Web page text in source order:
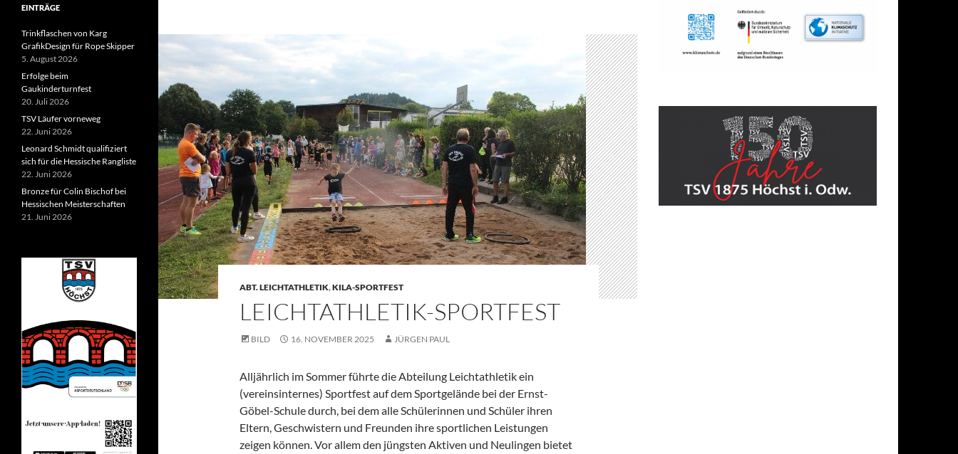
ABT. LEICHTATHLETIK,KILA-SPORTFEST
LEICHTATHLETIK-SPORTFEST
BILD 16. NOVEMBER 2025 JÜRGEN PAUL
Alljährlich im Sommer führte die Abteilung Leichtathletik ein
(vereinsinternes) Sportfest auf dem Sportgelände bei der Ernst-
Göbel-Schule durch, bei dem alle Schülerinnen und Schüler ihren
Eltern, Geschwistern und Freunden ihre sportlichen Leistungen
zeigen können. Vor allem den jüngsten Aktiven und Neulingen bietet
EINTRÄGE
Trinkflaschen von Karg
GrafikDesign für Rope Skipper
5. August 2026
Erfolge beim
Gaukinderturnfest
20. Juli 2026
TSV Läufer vorneweg
22. Juni 2026
Leonard Schmidt qualifiziert
sich für die Hessische Rangliste
22. Juni 2026
Bronze für Colin Bischof bei
Hessischen Meisterschaften
21. Juni 2026